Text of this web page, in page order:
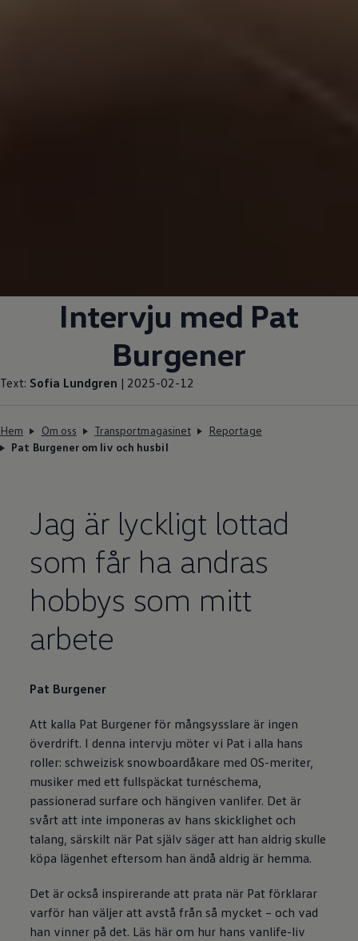
Intervju med Pat
Burgener
Text: Sofia Lundgren | 2025-02-12
Hem Om oss Transportmagasinet
Reportage
Pat Burgener om liv och husbil
Jag är lyckligt lottad
som får ha andras
hobbys som mitt
arbete
Pat Burgener
Att kalla Pat Burgener för mångsysslare är ingen
överdrift. I denna intervju möter vi Pat i alla hans
roller: schweizisk snowboardåkare med OS-meriter,
musiker med ett fullspäckat turnéschema,
passionerad surfare och hängiven vanlifer. Det är
svårt att inte imponeras av hans skicklighet och
talang, särskilt när Pat själv säger att han aldrig skulle
köpa lägenhet eftersom han ändå aldrig är hemma.
Det är också inspirerande att prata när Pat förklarar
varför han väljer att avstå från så mycket – och vad
han vinner på det. Läs här om hur hans vanlife-liv